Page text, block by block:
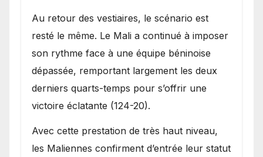
Au retour des vestiaires, le scénario est
resté le même. Le Mali a continué à imposer
son rythme face à une équipe béninoise
dépassée, remportant largement les deux
derniers quarts-temps pour s’offrir une
victoire éclatante (124-20).
Avec cette prestation de très haut niveau,
les Maliennes confirment d’entrée leur statut